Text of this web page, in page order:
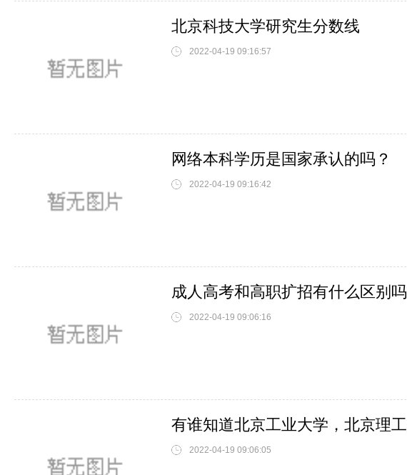
北京科技大学研究生分数线
2022-04-19 09:16:57
网络本科学历是国家承认的吗？
2022-04-19 09:16:42
成人高考和高职扩招有什么区别吗
2022-04-19 09:06:16
2022-04-19 09:06:05